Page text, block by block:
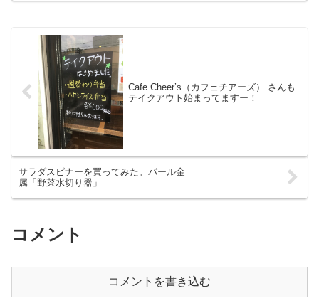
Cafe Cheer’s（カフェチアーズ） さんも
テイクアウト始まってますー！
サラダスピナーを買ってみた。パール金
属「野菜水切り器」
コメント
コメントを書き込む